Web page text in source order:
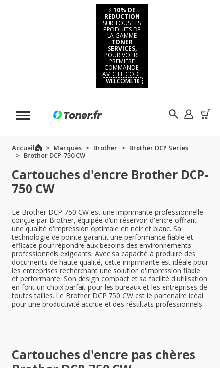
⚡ 10% DE
RÉDUCTION
SUR TOUS LES
PRODUITS DE
LA GAMME
TONER
SERVICES,
POUR VOTRE
PREMIÈRE
COMMANDE,
AVEC LE CODE
WELCOME10
Accueil Marques Brother
Brother DCP Series
Brother DCP-750 CW
Cartouches d'encre Brother DCP-
750 CW
Le Brother DCP 750 CW est une imprimante professionnelle
conçue par Brother, équipée d'un réservoir d'encre offrant
une qualité d'impression optimale en noir et blanc. Sa
technologie de pointe garantit une performance fiable et
efficace pour répondre aux besoins des environnements
professionnels exigeants. Avec sa capacité à produire des
documents de haute qualité, cette imprimante est idéale pour
les entreprises recherchant une solution d'impression fiable
et performante. Son design compact et sa facilité d'utilisation
en font un choix parfait pour les bureaux et les entreprises de
toutes tailles. Le Brother DCP 750 CW est le partenaire idéal
pour une productivité accrue et des résultats professionnels.
Cartouches d'encre pas chères